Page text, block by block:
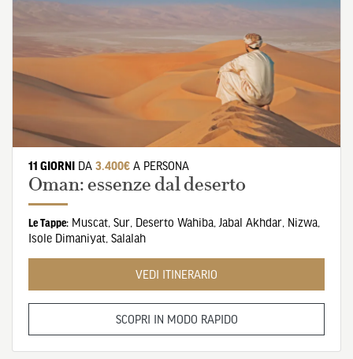
11 GIORNI DA 3.400€ A PERSONA
Oman: essenze dal deserto
Le Tappe: Muscat, Sur, Deserto Wahiba, Jabal Akhdar, Nizwa,
Isole Dimaniyat, Salalah
VEDI ITINERARIO
SCOPRI IN MODO RAPIDO